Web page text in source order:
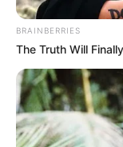
BRAINBERRIES
The Truth Will